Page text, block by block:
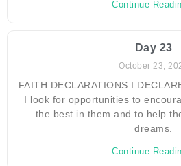
Continue
Day 23
October 23,
FAITH DECLARATIONS I
I look for opportunities to
the best in them and to help
dreams.
Continue